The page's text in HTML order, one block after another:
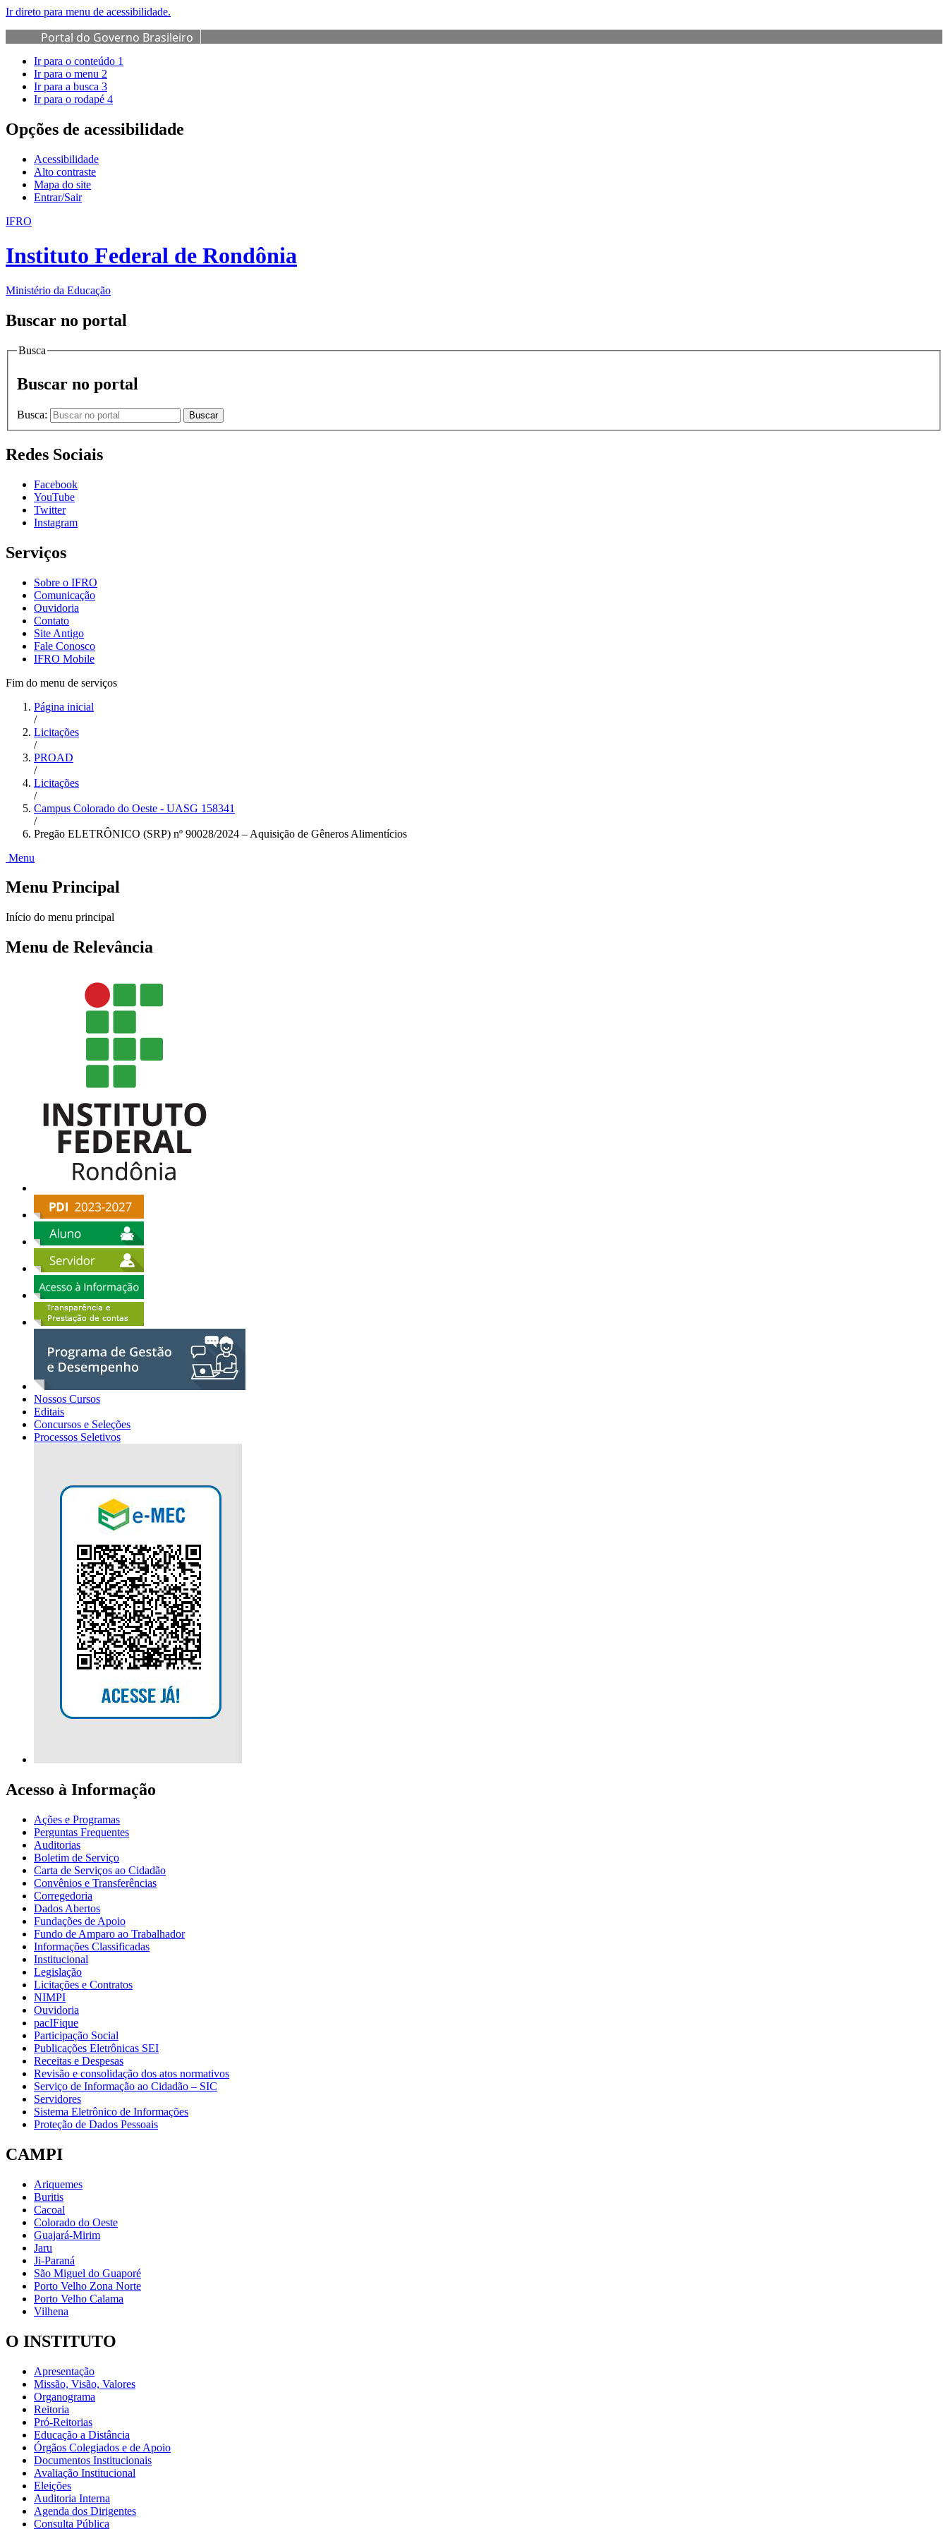
Ir direto para menu de acessibilidade.
Portal do Governo Brasileiro
Ir para o conteúdo 1
Ir para o menu 2
Ir para a busca 3
Ir para o rodapé 4
Opções de acessibilidade
Acessibilidade
Alto contraste
Mapa do site
Entrar/Sair
IFRO
Instituto Federal de Rondônia
Ministério da Educação
Buscar no portal
Busca
Buscar no portal
Busca: Buscar
Redes Sociais
Facebook
YouTube
Twitter
Instagram
Serviços
Sobre o IFRO
Comunicação
Ouvidoria
Contato
Site Antigo
Fale Conosco
IFRO Mobile
Fim do menu de serviços
Página inicial
/
Licitações
/
PROAD
/
Licitações
/
Campus Colorado do Oeste - UASG 158341
/
Pregão ELETRÔNICO (SRP) nº 90028/2024 – Aquisição de Gêneros Alimentícios
Menu
Menu Principal
Início do menu principal
Menu de Relevância
Nossos Cursos
Editais
Concursos e Seleções
Processos Seletivos
Acesso à Informação
Ações e Programas
Perguntas Frequentes
Auditorias
Boletim de Serviço
Carta de Serviços ao Cidadão
Convênios e Transferências
Corregedoria
Dados Abertos
Fundações de Apoio
Fundo de Amparo ao Trabalhador
Informações Classificadas
Institucional
Legislação
Licitações e Contratos
NIMPI
Ouvidoria
pacIFique
Participação Social
Publicações Eletrônicas SEI
Receitas e Despesas
Revisão e consolidação dos atos normativos
Serviço de Informação ao Cidadão – SIC
Servidores
Sistema Eletrônico de Informações
Proteção de Dados Pessoais
CAMPI
Ariquemes
Buritis
Cacoal
Colorado do Oeste
Guajará-Mirim
Jaru
Ji-Paraná
São Miguel do Guaporé
Porto Velho Zona Norte
Porto Velho Calama
Vilhena
O INSTITUTO
Apresentação
Missão, Visão, Valores
Organograma
Reitoria
Pró-Reitorias
Educação a Distância
Órgãos Colegiados e de Apoio
Documentos Institucionais
Avaliação Institucional
Eleições
Auditoria Interna
Agenda dos Dirigentes
Consulta Pública